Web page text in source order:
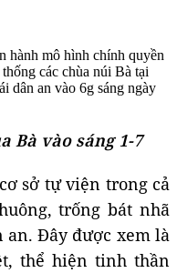
hành mô hình chính quyền
các chùa núi Bà tại
dân an vào 6g sáng ngày
Bà vào sáng 1-7
sở tự viện trong cả
trống bát nhã
an. Đây được xem là
thể hiện tinh thần